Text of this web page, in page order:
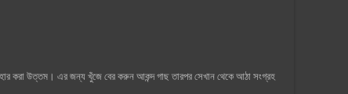
করা উত্তম। এর জন্য খুঁজে বের করুন আকন্দ গাছ তারপর সেখান থেকে আঠা সংগ্রহ